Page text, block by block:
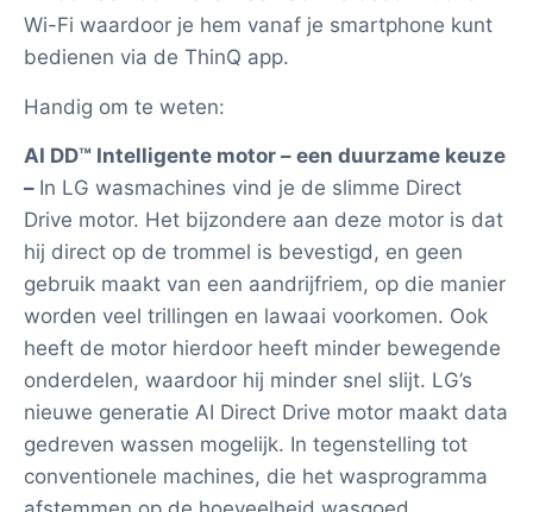
Wi-Fi waardoor je hem vanaf je smartphone kunt
bedienen via de ThinQ app.
Handig om te weten:
AI DD™ Intelligente motor – een duurzame keuze
– In LG wasmachines vind je de slimme Direct
Drive motor. Het bijzondere aan deze motor is dat
hij direct op de trommel is bevestigd, en geen
gebruik maakt van een aandrijfriem, op die manier
worden veel trillingen en lawaai voorkomen. Ook
heeft de motor hierdoor heeft minder bewegende
onderdelen, waardoor hij minder snel slijt. LG’s
nieuwe generatie AI Direct Drive motor maakt data
gedreven wassen mogelijk. In tegenstelling tot
conventionele machines, die het wasprogramma